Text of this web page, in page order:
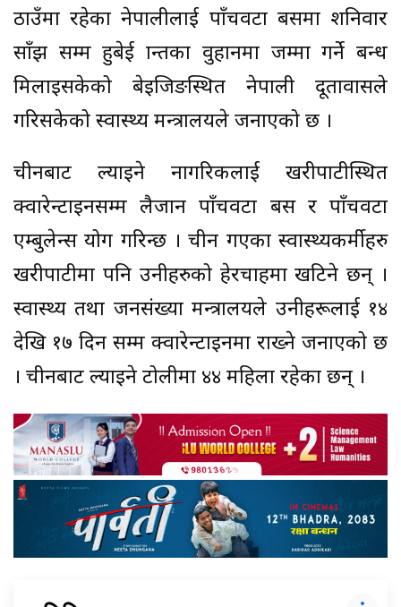
ठाउँमा रहेका नेपालीलाई पाँचवटा बसमा शनिवार
साँझ सम्म हुबेई प्रान्तका वुहानमा जम्मा गर्ने प्रबन्ध
मिलाइसकेको बेइजिङस्थित नेपाली दूतावासले
गरिसकेको स्वास्थ्य मन्त्रालयले जनाएको छ ।
चीनबाट ल्याइने नागरिकलाई खरीपाटीस्थित
क्वारेन्टाइनसम्म लैजान पाँचवटा बस र पाँचवटा
एम्बुलेन्स प्रयोग गरिन्छ । चीन गएका स्वास्थ्यकर्मीहरु
खरीपाटीमा पनि उनीहरुको हेरचाहमा खटिने छन् ।
स्वास्थ्य तथा जनसंख्या मन्त्रालयले उनीहरूलाई १४
देखि १७ दिन सम्म क्वारेन्टाइनमा राख्ने जनाएको छ
। चीनबाट ल्याइने टोलीमा ४४ महिला रहेका छन् ।